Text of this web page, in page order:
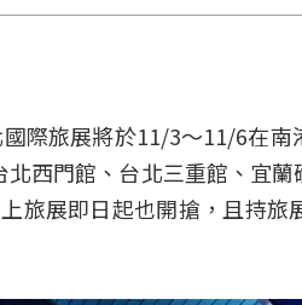
際旅展將於11/3～11/6在
西門館、台北三重館、宜
旅展即日起也開搶，且持